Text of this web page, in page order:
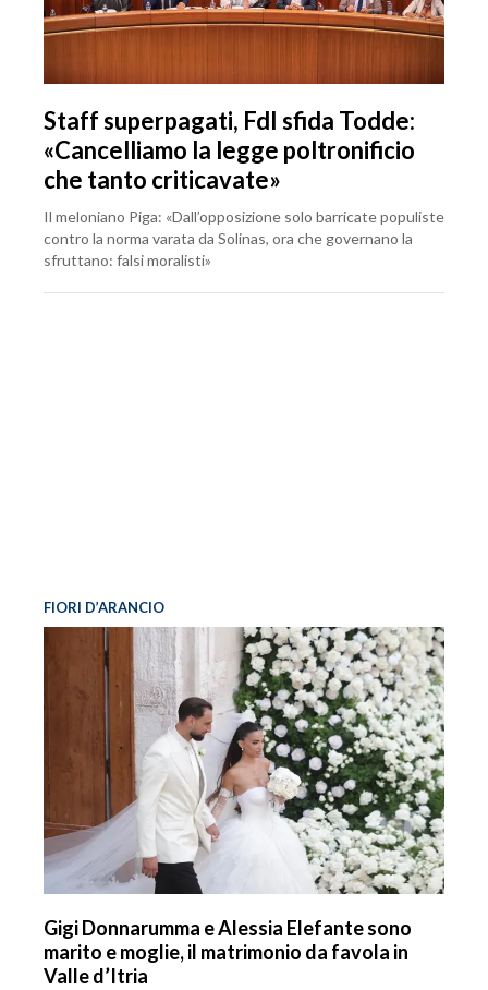
Staff superpagati, FdI sfida Todde:
«Cancelliamo la legge poltronificio
che tanto criticavate»
Il meloniano Piga: «Dall’opposizione solo barricate populiste
contro la norma varata da Solinas, ora che governano la
sfruttano: falsi moralisti»
FIORI D’ARANCIO
Gigi Donnarumma e Alessia Elefante sono
marito e moglie, il matrimonio da favola in
Valle d’Itria